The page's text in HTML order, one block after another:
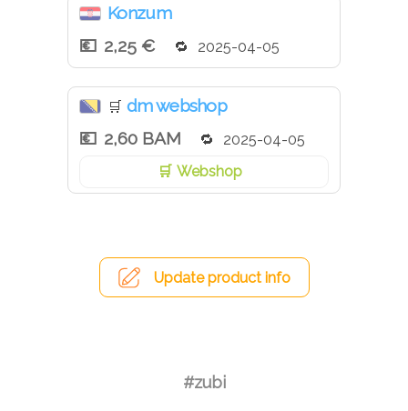
Konzum
2,25 €
2025-04-05
🛒 dm webshop
2,60 BAM
2025-04-05
Webshop
Update product info
#zubi